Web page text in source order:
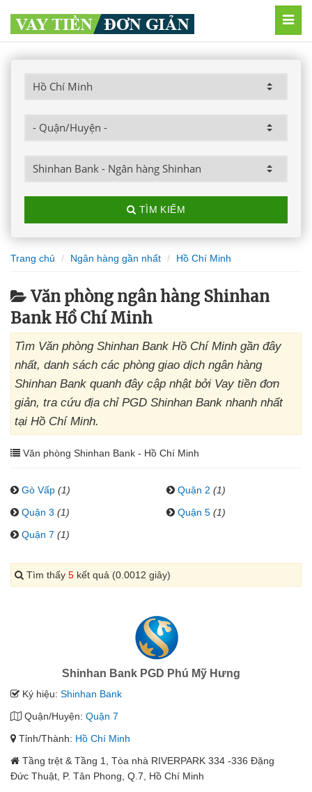
TÌM KIẾM
Trang chủ Ngân hàng gần nhất Hồ Chí Minh
Văn phòng ngân hàng Shinhan
Bank Hồ Chí Minh
Tìm Văn phòng Shinhan Bank Hồ Chí Minh gần đây
nhất, danh sách các phòng giao dịch ngân hàng
Shinhan Bank quanh đây cập nhật bởi Vay tiền đơn
giản, tra cứu địa chỉ PGD Shinhan Bank nhanh nhất
tại Hồ Chí Minh.
Văn phòng Shinhan Bank - Hồ Chí Minh
Gò Vấp (1) Quận 2 (1)
Quận 3 (1) Quận 5 (1)
Quận 7 (1)
Tìm thấy 5 kết quả (0.0012 giây)
Shinhan Bank PGD Phú Mỹ Hưng
Ký hiệu: Shinhan Bank
Quận/Huyện: Quận 7
Tỉnh/Thành: Hồ Chí Minh
Tầng trệt & Tầng 1, Tòa nhà RIVERPARK 334 -336 Đặng
Đức Thuật, P. Tân Phong, Q.7, Hồ Chí Minh